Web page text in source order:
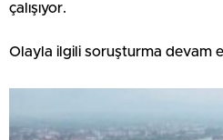
çalışıyor.
Olayla ilgili soruşturma devam